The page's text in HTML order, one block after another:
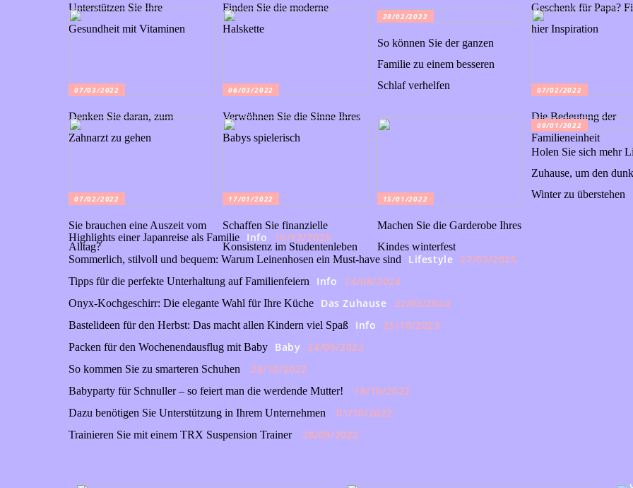
Unterstützen Sie Ihre
Gesundheit mit Vitaminen
Finden Sie die moderne
Halskette
Geschenk für Papa?
hier Inspiration
07/03/2022
Denken Sie daran, zum
Zahnarzt zu gehen
06/03/2022
Verwöhnen Sie die Sinne Ihres
Babys spielerisch
28/02/2022
So können Sie der ganzen
Familie zu einem besseren
Schlaf verhelfen
07/02/2022
Die Bedeutung der
Familieneinheit
07/02/2022
Sie brauchen eine Auszeit vom
Alltag?
17/01/2022
Schaffen Sie finanzielle
Konsistenz im Studentenleben
15/01/2022
Machen Sie die Garderobe Ihres
Kindes winterfest
09/01/2022
Holen Sie sich mehr
Zuhause, um den
Winter zu überstehen
Highlights einer Japanreise als Familie Info 10/12/2025
Sommerlich, stilvoll und bequem: Warum Leinenhosen ein Must-have sind Lifestyle 27/03/2025
Tipps für die perfekte Unterhaltung auf Familienfeiern Info 14/08/2024
Onyx-Kochgeschirr: Die elegante Wahl für Ihre Küche Das Zuhause 22/03/2024
Bastelideen für den Herbst: Das macht allen Kindern viel Spaß Info 25/10/2023
Packen für den Wochenendausflug mit Baby Baby 24/05/2023
So kommen Sie zu smarteren Schuhen 28/10/2022
Babyparty für Schnuller – so feiert man die werdende Mutter! 18/10/2022
Dazu benötigen Sie Unterstützung in Ihrem Unternehmen 01/10/2022
Trainieren Sie mit einem TRX Suspension Trainer 28/09/2022